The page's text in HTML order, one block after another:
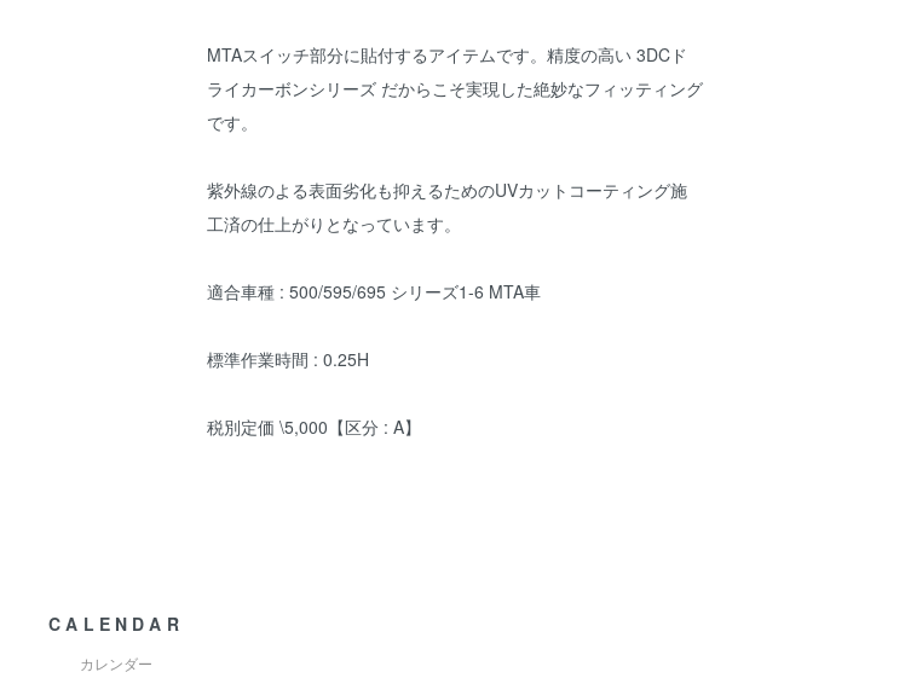
MTAスイッチ部分に貼付するアイテムです。精度の高い 3DCド
ライカーボンシリーズ だからこそ実現した絶妙なフィッティング
です。
紫外線のよる表面劣化も抑えるためのUVカットコーティング施
工済の仕上がりとなっています。
適合車種 : 500/595/695 シリーズ1-6 MTA車
標準作業時間 : 0.25H
税別定価 \5,000【区分 : A】
CALENDAR
カレンダー